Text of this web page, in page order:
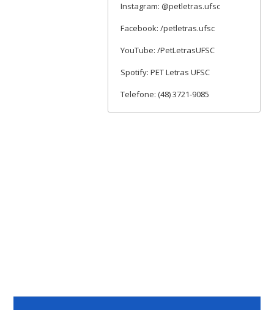
Instagram: @petletras.ufsc
Facebook: /petletras.ufsc
YouTube: /PetLetrasUFSC
Spotify: PET Letras UFSC
Telefone: (48) 3721-9085